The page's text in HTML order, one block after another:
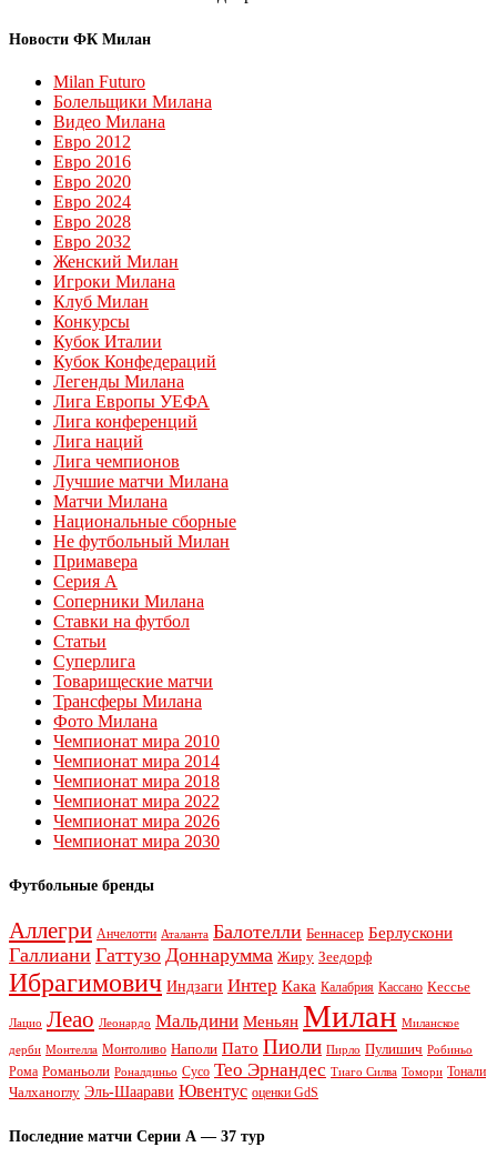
Новости ФК Милан
Milan Futuro
Болельщики Милана
Видео Милана
Евро 2012
Евро 2016
Евро 2020
Евро 2024
Евро 2028
Евро 2032
Женский Милан
Игроки Милана
Клуб Милан
Конкурсы
Кубок Италии
Кубок Конфедераций
Легенды Милана
Лига Европы УЕФА
Лига конференций
Лига наций
Лига чемпионов
Лучшие матчи Милана
Матчи Милана
Национальные сборные
Не футбольный Милан
Примавера
Серия А
Соперники Милана
Ставки на футбол
Статьи
Суперлига
Товарищеские матчи
Трансферы Милана
Фото Милана
Чемпионат мира 2010
Чемпионат мира 2014
Чемпионат мира 2018
Чемпионат мира 2022
Чемпионат мира 2026
Чемпионат мира 2030
Футбольные бренды
Аллегри Анчелотти Аталанта Балотелли Беннасер Берлускони
Галлиани Гаттузо Доннарумма Жиру Зеедорф
Ибрагимович Индзаги Интер Кака Калабрия Кассано Кессье
Лацио Леао Леонардо Мальдини Меньян Милан Миланское
дерби Монтелла Монтоливо Наполи Пато Пиоли Пирло Пулишич Робиньо
Рома Романьоли Роналдиньо Сусо Тео Эрнандес Тиаго Силва Томори Тонали
Чалханоглу Эль-Шаарави Ювентус оценки GdS
Последние матчи Серии А — 37 тур